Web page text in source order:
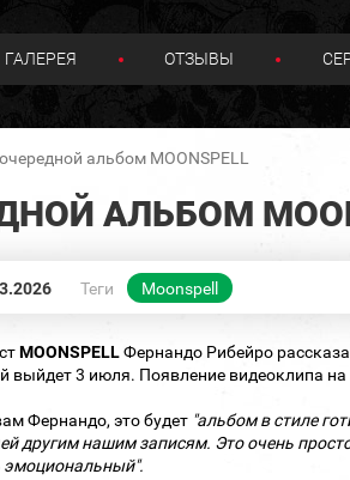
ГАЛЕРЕЯ ОТЗЫВЫ
альбом MOONSPELL
АЛЬБОМ
Теги Moonspell
MOONSPELLФернандо Рибейро
выйдет 3 июля. Появление видеоклипа
Фернандо, это будет"альбом в стиле
другим нашим записям. Это очень
эмоциональный".